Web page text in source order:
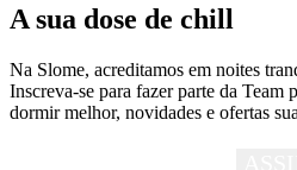
A sua dose de chill
Na Slome, acreditamos em noites
Inscreva-se para fazer parte da Team
dormir melhor, novidades e ofertas